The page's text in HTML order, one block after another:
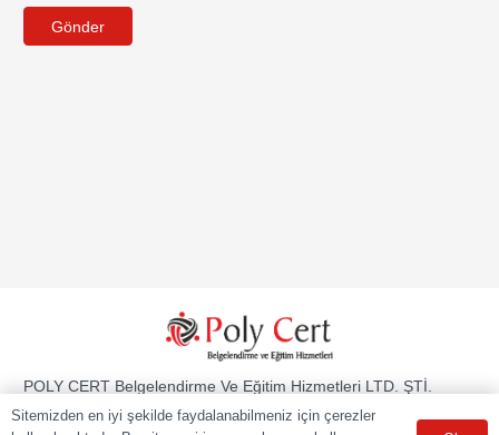
Gönder
POLY CERT Belgelendirme Ve Eğitim Hizmetleri LTD. ŞTİ.
ulusal yeterliliklere göre sınav ve belgelendirme faaliyetlerini
Sitemizden en iyi şekilde faydalanabilmeniz için çerezler